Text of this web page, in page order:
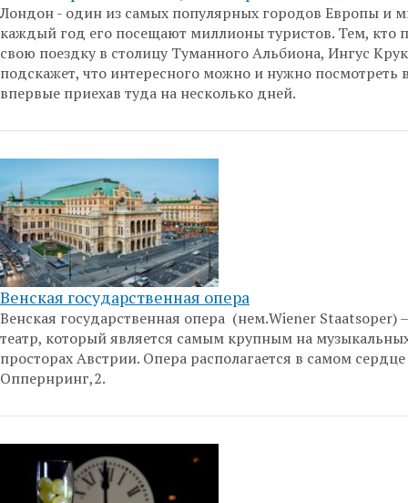
Лондон - один из самых популярных городов Европы и
каждый год его посещают миллионы туристов. Тем, кто
свою поездку в столицу Туманного Альбиона, Ингус
подскажет, что интересного можно и нужно посмотреть
впервые приехав туда на несколько дней.
Венская государственная опера
Венская государственная опера (нем.Wiener Staatsoper)
театр, который является самым крупным на
просторах Австрии. Опера располагается в самом
Оппернринг,2.